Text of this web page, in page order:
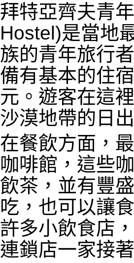
拜特亞齊夫青
Hostel)是當地
族的青年旅行
備有基本的住
元。遊客在這
沙漠地帶的日
在餐飲方面，
咖啡館，這些
飲茶，並有豐
吃，也可以讓
許多小飲食店
連鎖店一家接